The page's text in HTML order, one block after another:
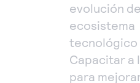
evolución
ecosistema
tecnológico
Capacitar a
para